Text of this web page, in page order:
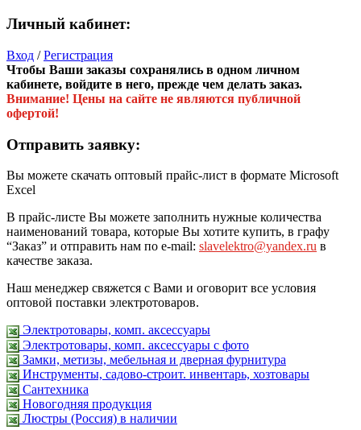
Личный кабинет:
Вход /Регистрация
Чтобы Ваши заказы сохранялись в одном личном
кабинете, войдите в него, прежде чем делать заказ.
Внимание! Цены на сайте не являются публичной
офертой!
Отправить заявку:
Вы можете скачать оптовый прайс-лист в формате Microsoft
Excel
В прайс-листе Вы можете заполнить нужные количества
наименований товара, которые Вы хотите купить, в графу
“Заказ” и отправить нам по e-mail: slavelektro@yandex.ru в
качестве заказа.
Наш менеджер свяжется с Вами и оговорит все условия
оптовой поставки электротоваров.
Электротовары, комп. аксессуары
Электротовары, комп. аксессуары с фото
Замки, метизы, мебельная и дверная фурнитура
Инструменты, садово-строит. инвентарь, хозтовары
Сантехника
Новогодняя продукция
Люстры (Россия) в наличии